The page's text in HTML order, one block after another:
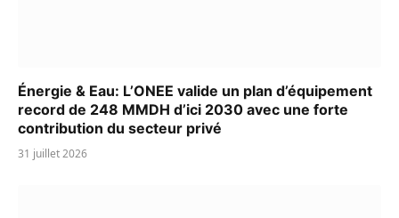
Énergie & Eau: L’ONEE valide un plan d’équipement
record de 248 MMDH d’ici 2030 avec une forte
contribution du secteur privé
31 juillet 2026